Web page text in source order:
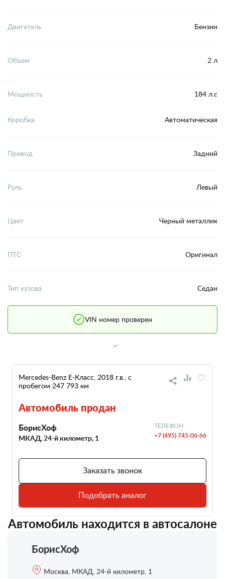
Двигатель Бензин
Объем 2 л
Мощность 184 л.с
Коробка Автоматическая
Привод Задний
Руль Левый
Цвет Черный металлик
ПТС Оригинал
Тип кузова Седан
VIN номер проверен
Mercedes-Benz E-Класс, 2018 г.в., с
пробегом 247 793 км
Автомобиль продан
БорисХоф
МКАД, 24-й километр, 1
ТЕЛЕФОН:
+7 (495) 745-06-66
Заказать звонок
Подобрать аналог
Автомобиль находится в автосалоне
БорисХоф
Москва, МКАД, 24-й километр, 1